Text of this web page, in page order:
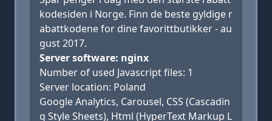
kodesiden i Norge. Finn de beste gyldige r
abattkodene for dine favorittbutikker - au
gust 2017.
Server software: nginx
Number of used Javascript files: 1
Server location: Poland
Google Analytics, Carousel, CSS (Cascadin
g Style Sheets), Html (HyperText Markup L